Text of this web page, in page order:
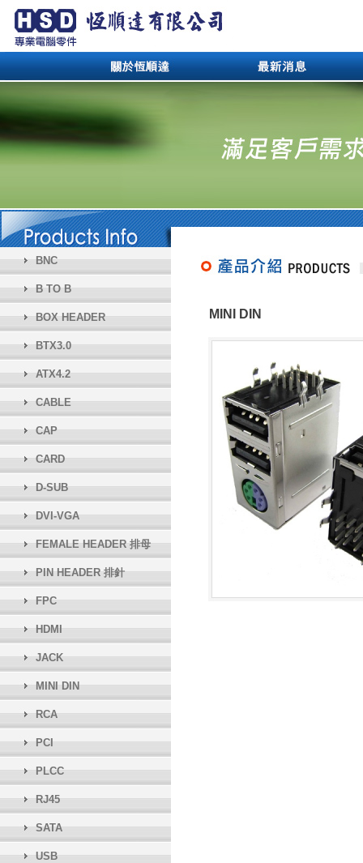
BNC
B TO B
BOX HEADER
BTX3.0
ATX4.2
CABLE
CAP
CARD
D-SUB
DVI-VGA
FEMALE HEADER 排母
PIN HEADER 排針
FPC
HDMI
JACK
MINI DIN
RCA
PCI
PLCC
RJ45
SATA
USB
MINI DIN